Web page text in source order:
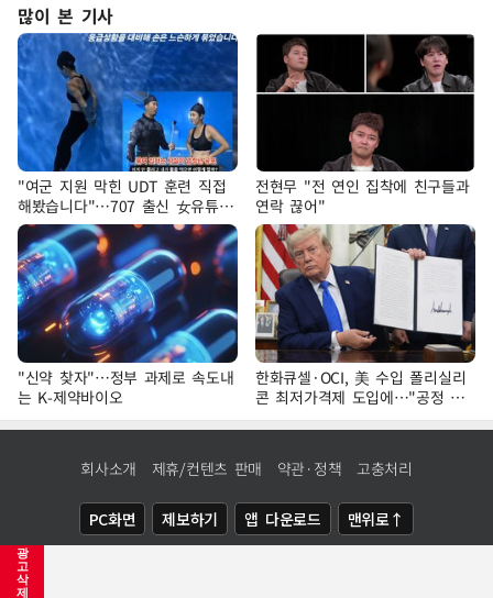
광
고
삭
제
많이 본 기사
"여군 지원 막힌 UDT 훈련 직접
해봤습니다"…707 출신 女유튜버
'완벽 소화'
전현무 "전 연인 집착에 친구들과
연락 끊어"
"신약 찾자"…정부 과제로 속도내
는 K-제약바이오
한화큐셀·OCI, 美 수입 폴리실리
콘 최저가격제 도입에…"공정 경
쟁·수익성 개선 환영"
회사소개 제휴/컨텐츠 판매 약관·정책 고충처리
PC화면 제보하기 앱 다운로드 맨위로↑